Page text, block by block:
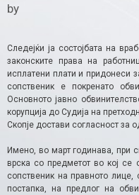
by
Следејќи ја состојбата на
законските права на
исплатени плати и придонеси
сопственик е покренато
Основното јавно
корупција до Судија на
Скопје достави согласност за
Имено, во март годинава, при
врска со предметот во кој се
сопственик на правното
постапка, на предлог на